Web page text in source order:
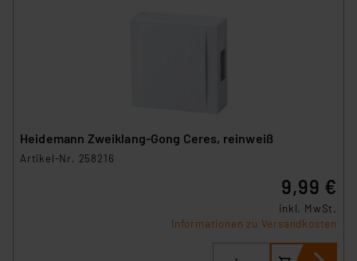
Heidemann Zweiklang-Gong Ceres, reinweiß
Artikel-Nr. 258216
9,99 €
inkl. MwSt.
Informationen zu Versandkosten